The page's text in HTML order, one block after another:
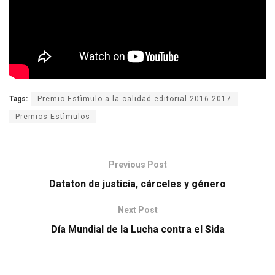
Tags: Premio Estìmulo a la calidad editorial 2016-2017
Premios Estìmulos
Previous Post
Dataton de justicia, cárceles y género
Next Post
Día Mundial de la Lucha contra el Sida